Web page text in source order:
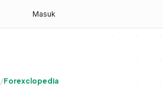
Masuk
/Forexclopedia